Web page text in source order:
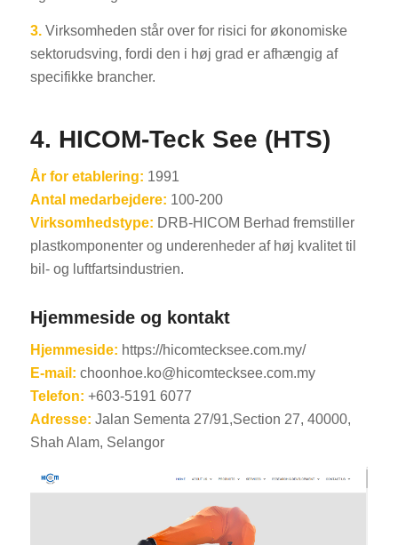
3. Virksomheden står over for risici for økonomiske
sektorudsving, fordi den i høj grad er afhængig af
specifikke brancher.
4. HICOM-Teck See (HTS)
År for etablering: 1991
Antal medarbejdere: 100-200
Virksomhedstype: DRB-HICOM Berhad fremstiller
plastkomponenter og underenheder af høj kvalitet til
bil- og luftfartsindustrien.
Hjemmeside og kontakt
Hjemmeside: https://hicomtecksee.com.my/
E-mail: choonhoe.ko@hicomtecksee.com.my
Telefon: +603-5191 6077
Adresse: Jalan Sementa 27/91,Section 27, 40000,
Shah Alam, Selangor